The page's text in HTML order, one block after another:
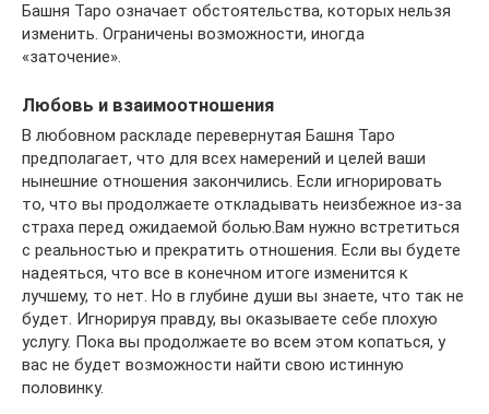
Башня Таро означает обстоятельства, которых нельзя
изменить. Ограничены возможности, иногда
«заточение».
Любовь и взаимоотношения
В любовном раскладе перевернутая Башня Таро
предполагает, что для всех намерений и целей ваши
нынешние отношения закончились. Если игнорировать
то, что вы продолжаете откладывать неизбежное из-за
страха перед ожидаемой болью.Вам нужно встретиться
с реальностью и прекратить отношения. Если вы будете
надеяться, что все в конечном итоге изменится к
лучшему, то нет. Но в глубине души вы знаете, что так не
будет. Игнорируя правду, вы оказываете себе плохую
услугу. Пока вы продолжаете во всем этом копаться, у
вас не будет возможности найти свою истинную
половинку.